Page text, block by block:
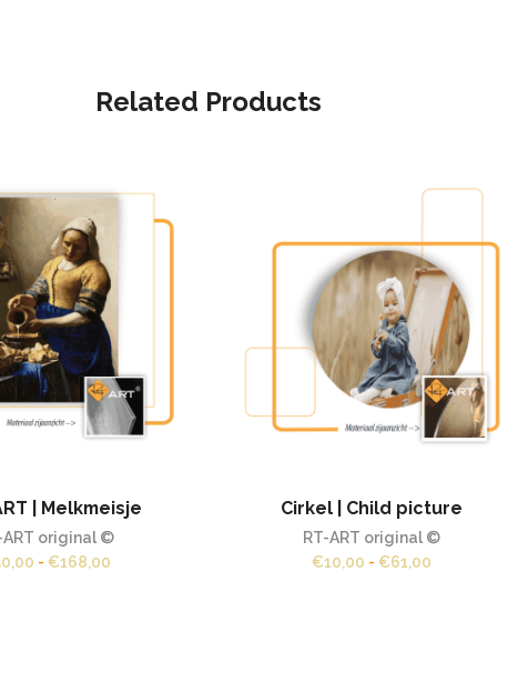
Related Products
| Melkmeisje
ART original ©
- €168,00
Cirkel | Child picture
RT-ART original ©
€10,00 - €61,00Prijsklasse: